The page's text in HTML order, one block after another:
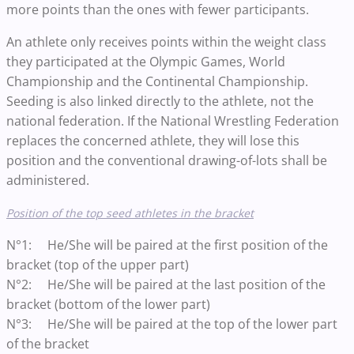
more points than the ones with fewer participants.
An athlete only receives points within the weight class
they participated at the Olympic Games, World
Championship and the Continental Championship.
Seeding is also linked directly to the athlete, not the
national federation. If the National Wrestling Federation
replaces the concerned athlete, they will lose this
position and the conventional drawing-of-lots shall be
administered.
Position of the top seed athletes in the bracket
N°1: He/She will be paired at the first position of the
bracket (top of the upper part)
N°2: He/She will be paired at the last position of the
bracket (bottom of the lower part)
N°3: He/She will be paired at the top of the lower part
of the bracket